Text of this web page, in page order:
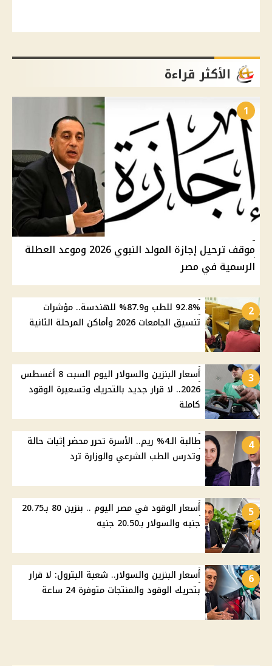
الأكثر قراءة
1
موقف ترحيل إجازة المولد النبوي 2026 وموعد العطلة
الرسمية في مصر
2
92.8% للطب و87.9% للهندسة.. مؤشرات
تنسيق الجامعات 2026 وأماكن المرحلة الثانية
3
أسعار البنزين والسولار اليوم السبت 8 أغسطس
2026.. لا قرار جديد بالتحريك وتسعيرة الوقود
كاملة
4
طالبة الـ4% ريم.. الأسرة تحرر محضر إثبات حالة
وتدرس الطب الشرعي والوزارة ترد
5
أسعار الوقود في مصر اليوم .. بنزين 80 بـ20.75
جنيه والسولار بـ20.50 جنيه
6
أسعار البنزين والسولار.. شعبة البترول: لا قرار
بتحريك الوقود والمنتجات متوفرة 24 ساعة